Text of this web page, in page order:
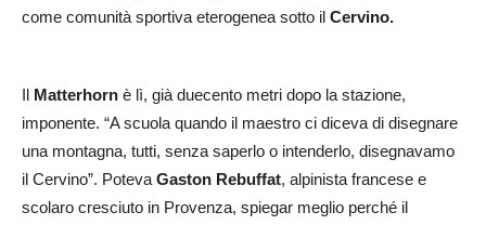
come comunità sportiva eterogenea sotto il Cervino.
Il Matterhorn è lì, già duecento metri dopo la stazione,
imponente. “A scuola quando il maestro ci diceva di disegnare
una montagna, tutti, senza saperlo o intenderlo, disegnavamo
il Cervino”. Poteva Gaston Rebuffat, alpinista francese e
scolaro cresciuto in Provenza, spiegar meglio perché il